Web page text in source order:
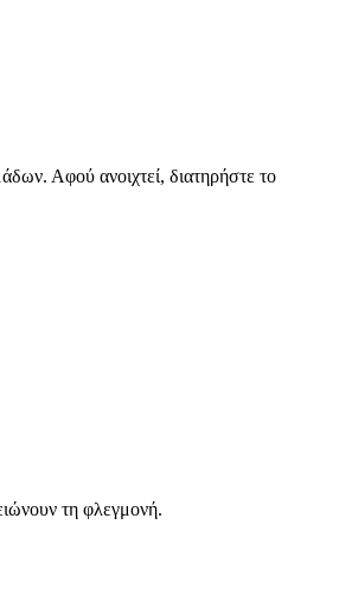
Αφού ανοιχτεί, διατηρήστε το
τη φλεγμονή.